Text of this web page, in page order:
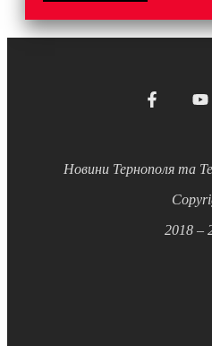
Новини Тернополя та
2018 –